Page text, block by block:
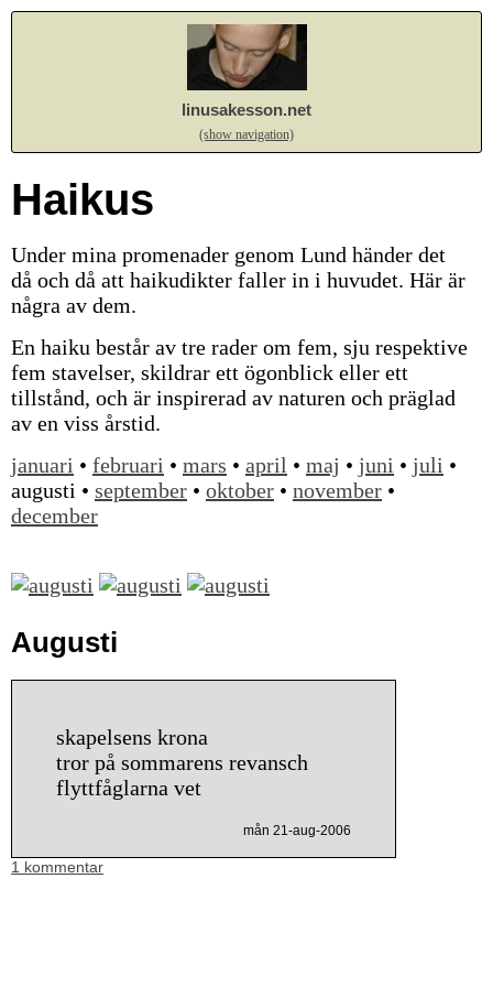
linusakesson.net
(show navigation)
Haikus
Under mina promenader genom Lund händer det
då och då att haikudikter faller in i huvudet. Här är
några av dem.
En haiku består av tre rader om fem, sju respektive
fem stavelser, skildrar ett ögonblick eller ett
tillstånd, och är inspirerad av naturen och präglad
av en viss årstid.
januari • februari • mars • april • maj • juni • juli •
augusti • september • oktober • november •
december
Augusti
skapelsens krona
tror på sommarens revansch
flyttfåglarna vet
mån 21-aug-2006
1 kommentar